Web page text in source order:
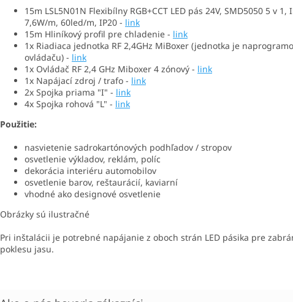
15m LSL5N01N Flexibílny RGB+CCT LED pás 24V, SMD5050 5 v 1,
7,6W/m, 60led/m, IP20 - link
15m Hliníkový profil pre chladenie - link
1x Riadiaca jednotka RF 2,4GHz MiBoxer (jednotka je
ovládaču) - link
1x Ovládač RF 2,4 GHz Miboxer 4 zónový - link
1x Napájací zdroj / trafo - link
2x Spojka priama "I" - link
4x Spojka rohová "L" - link
Použitie:
nasvietenie sadrokartónových podhľadov / stropov
osvetlenie výkladov, reklám, políc
dekorácia interiéru automobilov
osvetlenie barov, reštaurácií, kaviarní
vhodné ako designové osvetlenie
Obrázky sú ilustračné
Pri inštalácii je potrebné napájanie z oboch strán LED pásika pre
poklesu jasu.